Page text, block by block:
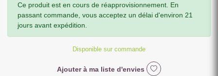
Ce produit est en cours de réapprovisionnement. En
passant commande, vous acceptez un délai d'environ 21
jours avant expédition.
Disponible sur commande
Ajouter à ma liste d'envies